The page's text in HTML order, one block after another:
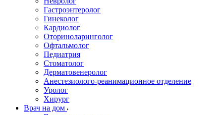
Гастроэнтеролог
Гинеколог
Кардиолог
Оториноларинголог
Офтальмолог
Педиатрия
Стоматолог
Дерматовенеролог
Анестезиолого-реанимационное отделение
Уролог
Хирург
Врач на дом